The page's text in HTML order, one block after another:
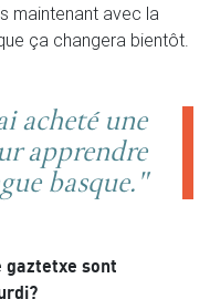
maintenant avec la
ça changera bientôt.
acheté une
apprendre
basque."
gaztetxe sont